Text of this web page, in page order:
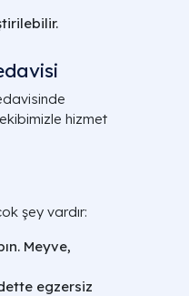
hizmet
şey vardır:
Meyve,
egzersiz